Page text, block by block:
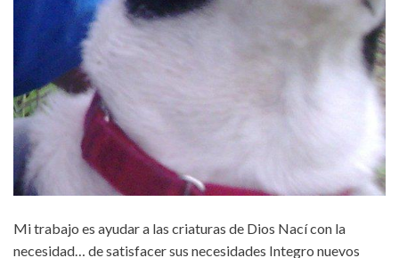
Mi trabajo es ayudar a las criaturas de Dios Nací con la
necesidad… de satisfacer sus necesidades Integro nuevos